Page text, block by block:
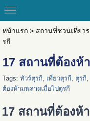
หน้าแรก> สถานที่ชวนเที่ยว
รกี
17 สถานที่ต้องห้
Tags: ทัวร์ตุรกี, เที่ยวตุรกี, ตุรกี,
ต้องห้ามพลาดเมื่อไปตุรกี
17 สถานที่ต้องห้